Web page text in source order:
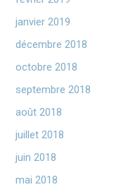
janvier 2019
décembre 2018
octobre 2018
septembre 2018
août 2018
juillet 2018
juin 2018
mai 2018